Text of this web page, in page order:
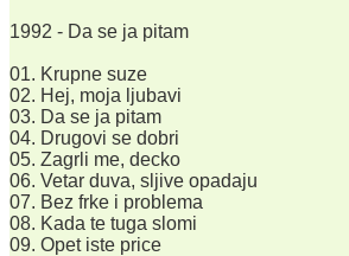
1992 - Da se ja pitam
01. Krupne suze
02. Hej, moja ljubavi
03. Da se ja pitam
04. Drugovi se dobri
05. Zagrli me, decko
06. Vetar duva, sljive opadaju
07. Bez frke i problema
08. Kada te tuga slomi
09. Opet iste price